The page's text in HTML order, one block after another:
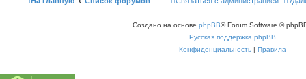
Создано на основе phpBB® Forum Software ©
Русская поддержка phpBB
Конфиденциальность | Правила